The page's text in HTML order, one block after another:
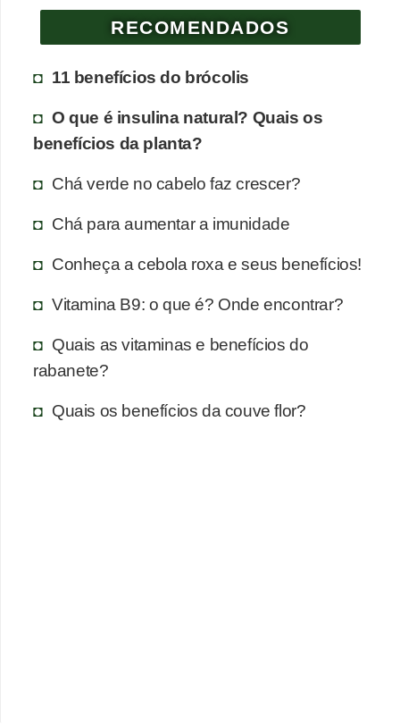
RECOMENDADOS
11 benefícios do brócolis
O que é insulina natural? Quais os
benefícios da planta?
Chá verde no cabelo faz crescer?
Chá para aumentar a imunidade
Conheça a cebola roxa e seus benefícios!
Vitamina B9: o que é? Onde encontrar?
Quais as vitaminas e benefícios do
rabanete?
Quais os benefícios da couve flor?